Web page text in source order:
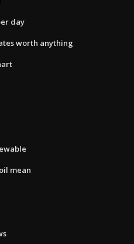
day
worth anything
mean